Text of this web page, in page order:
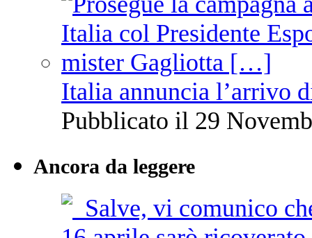
Italia annuncia l’arrivo
Pubblicato il 29
Ancora da leggere